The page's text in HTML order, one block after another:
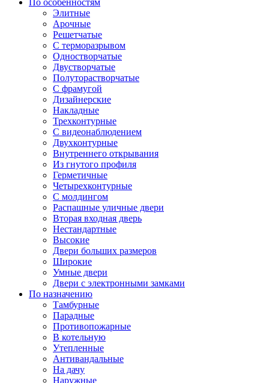
По особенностям
Элитные
Арочные
Решетчатые
С терморазрывом
Одностворчатые
Двустворчатые
Полуторастворчатые
С фрамугой
Дизайнерские
Накладные
Трехконтурные
С видеонаблюдением
Двухконтурные
Внутреннего открывания
Из гнутого профиля
Герметичные
Четырехконтурные
С молдингом
Распашные уличные двери
Вторая входная дверь
Нестандартные
Высокие
Двери больших размеров
Широкие
Умные двери
Двери с электронными замками
По назначению
Тамбурные
Парадные
Противопожарные
В котельную
Утепленные
Антивандальные
На дачу
Наружные